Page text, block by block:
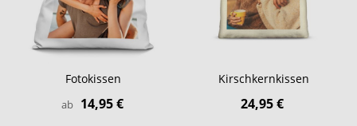
Fotokissen
ab 14,95 €
Kirschkernkissen
24,95 €